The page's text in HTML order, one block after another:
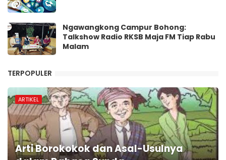
Ngawangkong Campur Bohong:
Talkshow Radio RKSB Maja FM Tiap Rabu
Malam
TERPOPULER
ARTIKEL
Arti Borokokok dan Asal-Usulnya